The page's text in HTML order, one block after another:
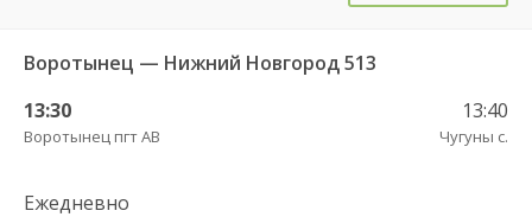
Воротынец — Нижний Новгород 513
13:30
Воротынец пгт АВ
13:40
Чугуны с.
Ежедневно